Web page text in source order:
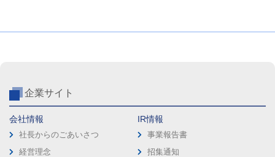
企業サイト
会社情報
社長からのごあいさつ
経営理念
IR情報
事業報告書
招集通知